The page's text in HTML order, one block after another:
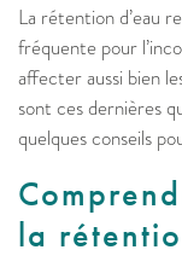
La rétention d’eau
fréquente pour
affecter aussi bien
sont ces dernières
quelques conseils
la